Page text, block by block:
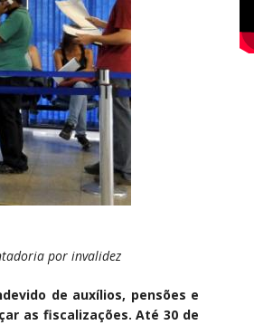
por invalidez
de auxílios, pensões e
as fiscalizações. Até 30 de